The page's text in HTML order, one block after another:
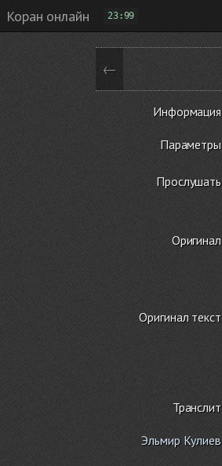
Коран онлайн 23:99
←
Информация
Параметры
Прослушать
Оригинал
Оригинал текст
Транслит
Эльмир Кулиев